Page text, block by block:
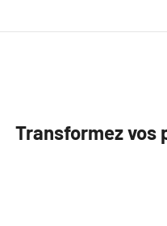
Transformez vos